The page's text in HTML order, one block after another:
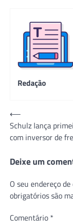
Redação
Navegação
de
Post
⟵
Schulz lança
com inversor de
Deixe um
O seu endereço
obrigatórios são
Comentário *